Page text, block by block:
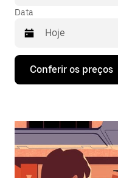
Data
Pressione
seta
interagir
o
calendário
Conferir os preços